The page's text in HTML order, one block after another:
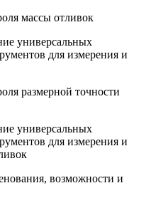
массы отливок
универсальных
для измерения и
размерной точности
универсальных
для измерения и
возможности и